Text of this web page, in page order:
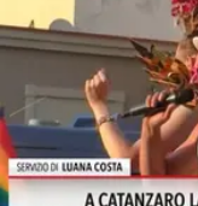
VIDEO
Ambiente
Cronaca
Cultura